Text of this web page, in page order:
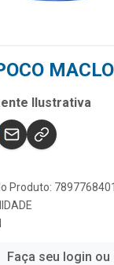
Ilustrativa
Produto:
Faça seu login ou